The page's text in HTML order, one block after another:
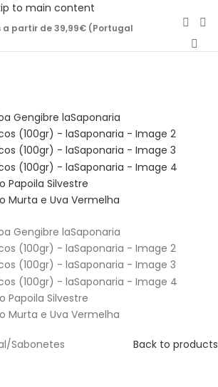
to main content
a partir de 39,99€ (Portugal
/Sabonetes Back to products